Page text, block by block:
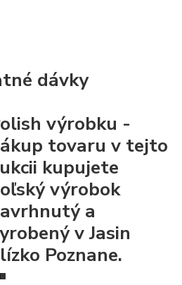
dávky
výrobku -
tovaru v tejto
kupujete
výrobok
a
v Jasin
Poznane.